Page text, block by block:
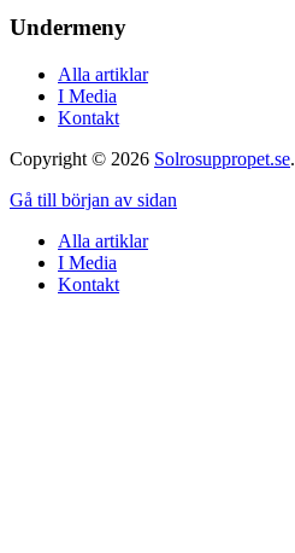
Undermeny
Alla artiklar
I Media
Kontakt
Copyright © 2026 Solrosuppropet.se.
Gå till början av sidan
Alla artiklar
I Media
Kontakt